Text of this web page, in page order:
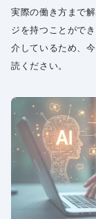
実際の働き方まで
ジを持つことがで
介しているため、
読ください。